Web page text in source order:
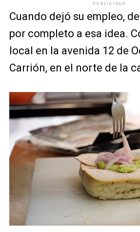
PUBLICIDAD
Cuando dejó su empleo,
por completo a esa idea.
local en la avenida 12 de
Carrión, en el norte de la